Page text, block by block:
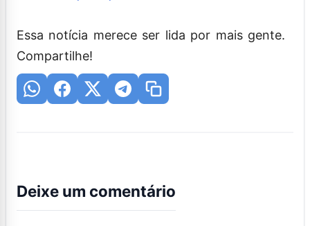
Essa notícia merece ser lida por mais gente.
Compartilhe!
Deixe um comentário